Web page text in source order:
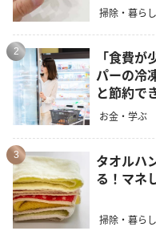
掃除・暮らし
2
「食費
パーの冷
と節約で
お金・学ぶ
3
タオルハ
る！マネ
掃除・暮らし